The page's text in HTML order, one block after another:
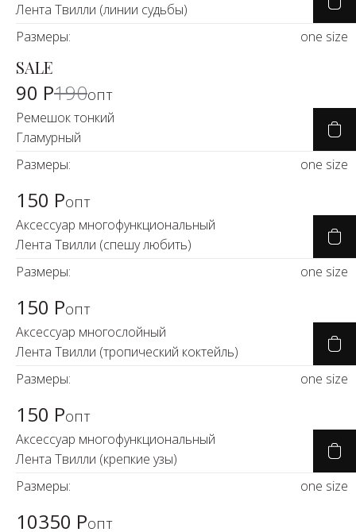
Лента Твилли (линии судьбы)
Размеры:
one size
-53%
SALE
90 Р190опт
Ремешок тонкий
Гламурный
Размеры:
one size
150 Ропт
Аксессуар многофункциональный
Лента Твилли (спешу любить)
Размеры:
one size
150 Ропт
Аксессуар многослойный
Лента Твилли (тропический коктейль)
Размеры:
one size
150 Ропт
Аксессуар многофункциональный
Лента Твилли (крепкие узы)
Размеры:
one size
10350 Ропт